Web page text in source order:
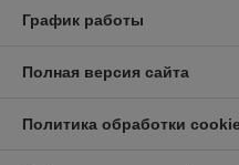
График работы
Полная версия сайта
Политика обработки